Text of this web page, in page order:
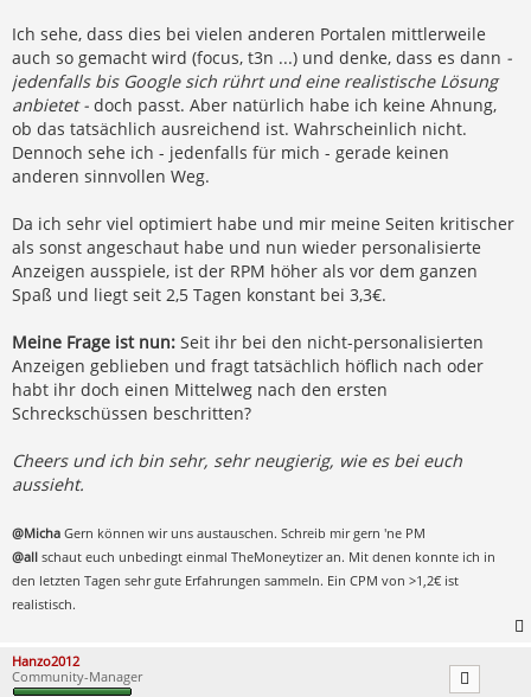
Ich sehe, dass dies bei vielen anderen Portalen mittlerweile
auch so gemacht wird (focus, t3n ...) und denke, dass es dann -
jedenfalls bis Google sich rührt und eine realistische Lösung
anbietet - doch passt. Aber natürlich habe ich keine Ahnung,
ob das tatsächlich ausreichend ist. Wahrscheinlich nicht.
Dennoch sehe ich - jedenfalls für mich - gerade keinen
anderen sinnvollen Weg.
Da ich sehr viel optimiert habe und mir meine Seiten kritischer
als sonst angeschaut habe und nun wieder personalisierte
Anzeigen ausspiele, ist der RPM höher als vor dem ganzen
Spaß und liegt seit 2,5 Tagen konstant bei 3,3€.
Meine Frage ist nun: Seit ihr bei den nicht-personalisierten
Anzeigen geblieben und fragt tatsächlich höflich nach oder
habt ihr doch einen Mittelweg nach den ersten
Schreckschüssen beschritten?
Cheers und ich bin sehr, sehr neugierig, wie es bei euch
aussieht.
@Micha Gern können wir uns austauschen. Schreib mir gern 'ne PM
@all schaut euch unbedingt einmal TheMoneytizer an. Mit denen konnte ich in
den letzten Tagen sehr gute Erfahrungen sammeln. Ein CPM von >1,2€ ist
realistisch.
Hanzo2012
Community-Manager